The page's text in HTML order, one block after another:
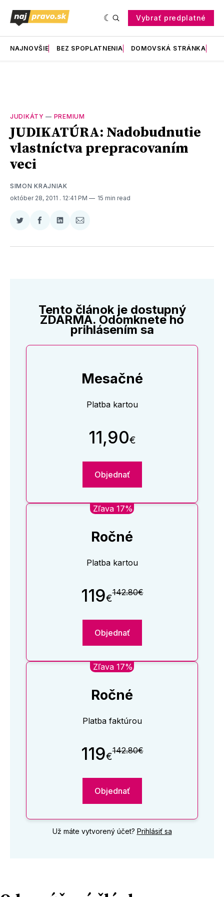
Vybrať predplatné
NAJNOVŠIE BEZ SPOPLATNENIA DOMOVSKÁ STRÁNKA
JUDIKÁTY — PREMIUM
JUDIKATÚRA: Nadobudnutie
vlastníctva prepracovaním
veci
SIMON KRAJNIAK
október 28, 2011 . 12:41 PM 15 min read
Zdieľať
Twitter
Zdieľať
Facebooku
Zdieľať
LinkedIne
Zdieľať
E-
Tento článok je dostupný
ZDARMA. Odomknete ho
prihlásením sa
Mesačné
Platba kartou
11,90€
Objednať
Zľava 17%
Ročné
Platba kartou
119€142.80€
Objednať
Zľava 17%
Ročné
Platba faktúrou
119€142.80€
Objednať
Už máte vytvorený účet? Prihlásiť sa